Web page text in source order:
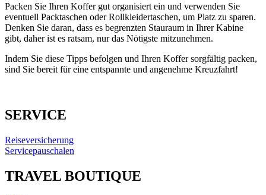
Packen Sie Ihren Koffer gut organisiert ein und verwenden Sie
eventuell Packtaschen oder Rollkleidertaschen, um Platz zu sparen.
Denken Sie daran, dass es begrenzten Stauraum in Ihrer Kabine
gibt, daher ist es ratsam, nur das Nötigste mitzunehmen.
Indem Sie diese Tipps befolgen und Ihren Koffer sorgfältig packen,
sind Sie bereit für eine entspannte und angenehme Kreuzfahrt!
SERVICE
Reiseversicherung
Servicepauschalen
TRAVEL BOUTIQUE